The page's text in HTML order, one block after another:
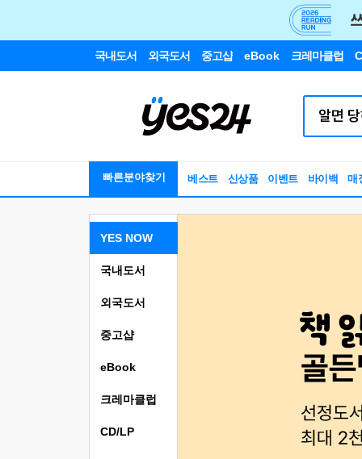
국내도서 외국도서 중고샵 eBook 크레마클럽
빠른분야찾기 베스트 신상품 이벤트 바이백 매
YES NOW
국내도서
외국도서
중고샵
eBook
크레마클럽
CD/LP